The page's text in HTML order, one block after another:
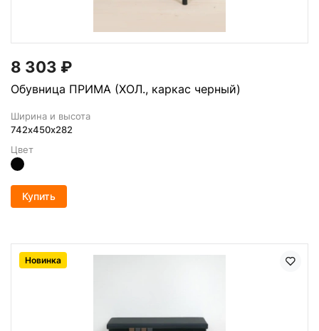
8 303 ₽
Обувница ПРИМА (ХОЛ., каркас черный)
Ширина и высота
742х450х282
Цвет
Купить
Новинка